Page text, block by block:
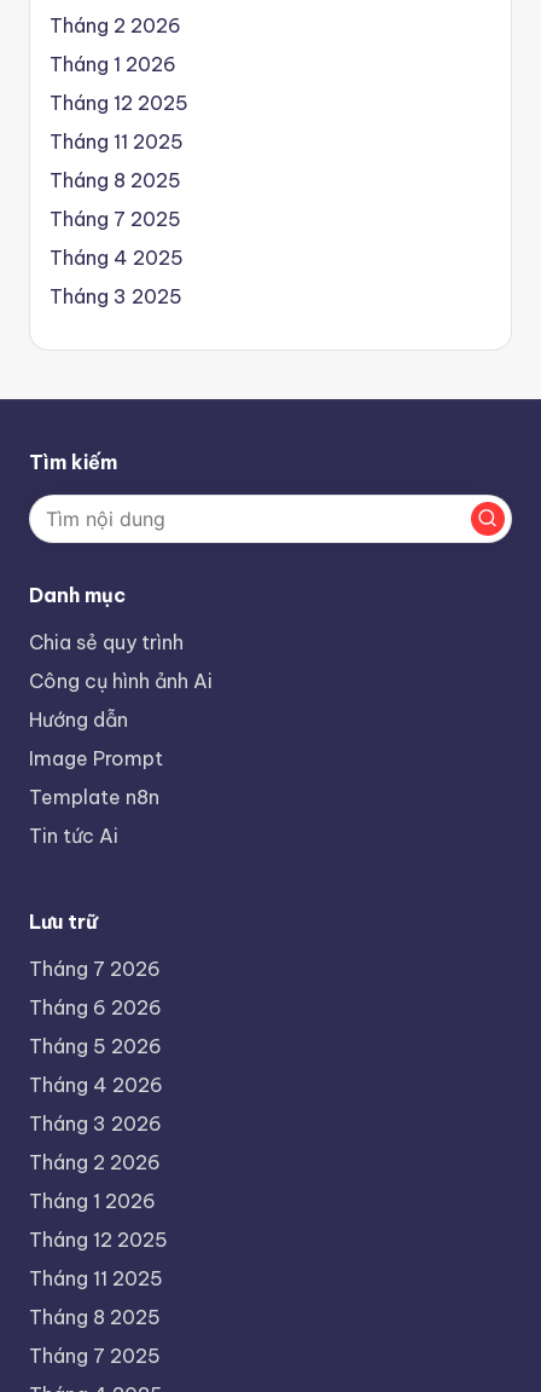
Tháng 2 2026
Tháng 1 2026
Tháng 12 2025
Tháng 11 2025
Tháng 8 2025
Tháng 7 2025
Tháng 4 2025
Tháng 3 2025
Tìm kiếm
Danh mục
Chia sẻ quy trình
Công cụ hình ảnh Ai
Hướng dẫn
Image Prompt
Template n8n
Tin tức Ai
Lưu trữ
Tháng 7 2026
Tháng 6 2026
Tháng 5 2026
Tháng 4 2026
Tháng 3 2026
Tháng 2 2026
Tháng 1 2026
Tháng 12 2025
Tháng 11 2025
Tháng 8 2025
Tháng 7 2025